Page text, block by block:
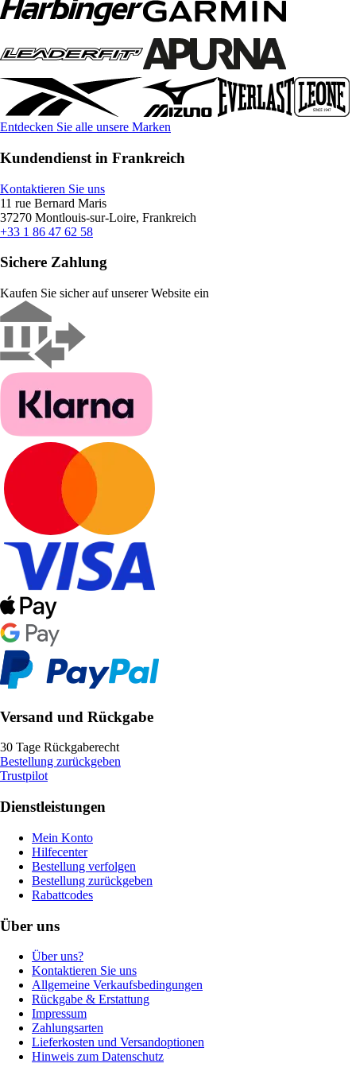
Entdecken Sie alle unsere Marken
Kundendienst in Frankreich
Kontaktieren Sie uns
11 rue Bernard Maris
37270 Montlouis-sur-Loire, Frankreich
+33 1 86 47 62 58
Sichere Zahlung
Kaufen Sie sicher auf unserer Website ein
Versand und Rückgabe
30 Tage Rückgaberecht
Bestellung zurückgeben
Trustpilot
Dienstleistungen
Mein Konto
Hilfecenter
Bestellung verfolgen
Bestellung zurückgeben
Rabattcodes
Über uns
Über uns?
Kontaktieren Sie uns
Allgemeine Verkaufsbedingungen
Rückgabe & Erstattung
Impressum
Zahlungsarten
Lieferkosten und Versandoptionen
Hinweis zum Datenschutz